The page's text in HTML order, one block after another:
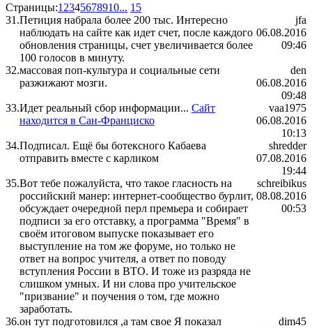
Страницы:1 2345678910... 15
31.Петиция набрала более 200 тыс. Интересно
наблюдать на сайте как идет счет, после каждого
обновления страницы, счет увеличивается более
100 голосов в минуту.
jfa
06.08.2016
09:46
32.массовая поп-культура и социальные сети
разжижают мозги.
den
06.08.2016
09:48
33.Идет реальный сбор информации... Сайт
находится в Сан-Франциско
vaa1975
06.08.2016
10:13
34.Подписал. Ещё бы ботексного Кабаева
отправить вместе с карликом
shredder
07.08.2016
19:44
35.Вот тебе пожалуйста, что такое гласность на
российский манер: интернет-сообщество бурлит,
обсуждает очередной перл премьера и собирает
подписи за его отставку, а программа "Время" в
своём итоговом выпуске показывает его
выступление на том же форуме, но только не
ответ на вопрос учителя, а ответ по поводу
вступления России в ВТО. И тоже из разряда не
слишком умных. И ни слова про учительское
"призвание" и поучения о том, где можно
заработать.
schreibikus
08.08.2016
00:53
36.он тут подготовился ,а там свое Я показал
dim45